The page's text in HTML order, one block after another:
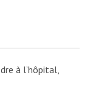
à l’hôpital,